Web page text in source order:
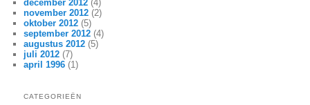
december 2012 (4)
november 2012 (2)
oktober 2012 (5)
september 2012 (4)
augustus 2012 (5)
juli 2012 (7)
april 1996 (1)
CATEGORIEËN